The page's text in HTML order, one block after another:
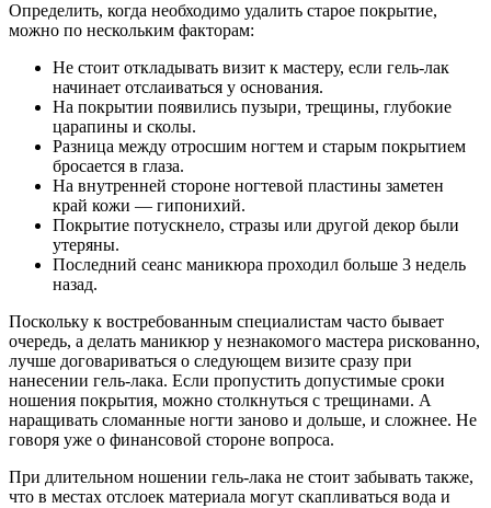
Определить, когда необходимо удалить старое покрытие,
можно по нескольким факторам:
Не стоит откладывать визит к мастеру, если гель-лак
начинает отслаиваться у основания.
На покрытии появились пузыри, трещины, глубокие
царапины и сколы.
Разница между отросшим ногтем и старым покрытием
бросается в глаза.
На внутренней стороне ногтевой пластины заметен
край кожи — гипонихий.
Покрытие потускнело, стразы или другой декор были
утеряны.
Последний сеанс маникюра проходил больше 3 недель
назад.
Поскольку к востребованным специалистам часто бывает
очередь, а делать маникюр у незнакомого мастера рискованно,
лучше договариваться о следующем визите сразу при
нанесении гель-лака. Если пропустить допустимые сроки
ношения покрытия, можно столкнуться с трещинами. А
наращивать сломанные ногти заново и дольше, и сложнее. Не
говоря уже о финансовой стороне вопроса.
При длительном ношении гель-лака не стоит забывать также,
что в местах отслоек материала могут скапливаться вода и